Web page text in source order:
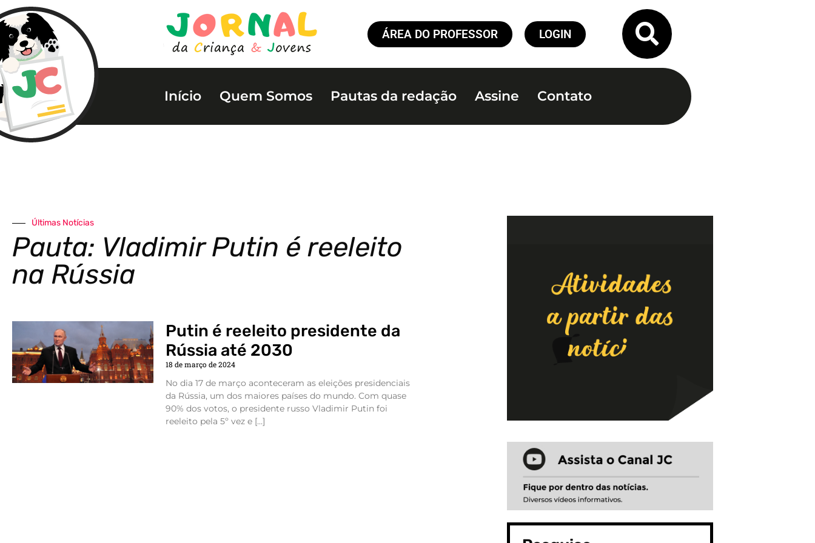
ÁREA DO PROFESSOR LOGIN
Início Quem Somos Pautas da redação Assine Contato
Últimas Notícias
Pauta: Vladimir Putin é reeleito
na Rússia
Putin é reeleito presidente da
Rússia até 2030
18 de março de 2024
No dia 17 de março aconteceram as eleições presidenciais
da Rússia, um dos maiores países do mundo. Com quase
90% dos votos, o presidente russo Vladimir Putin foi
reeleito pela 5º vez e […]